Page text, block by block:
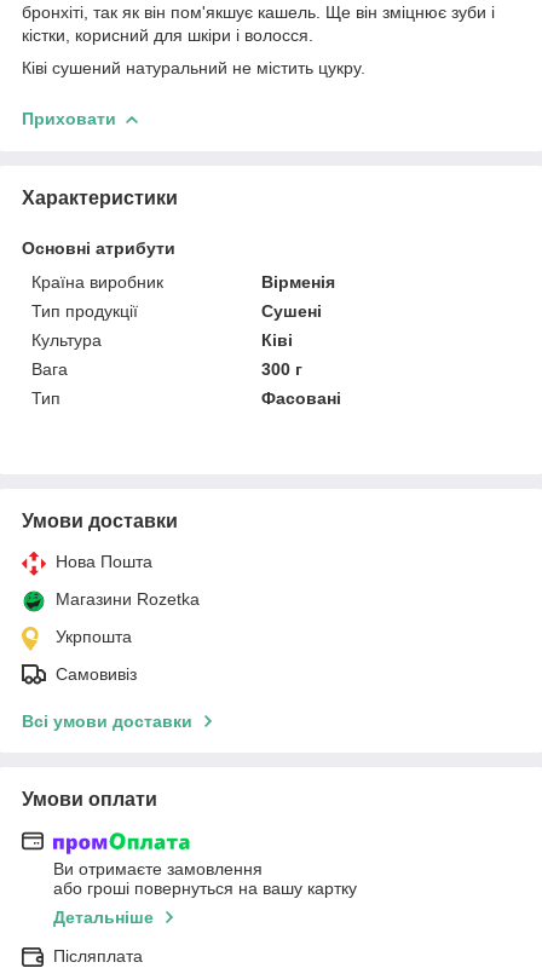
бронхіті, так як він пом'якшує кашель. Ще він зміцнює зуби і
кістки, корисний для шкіри і волосся.
Ківі сушений натуральний не містить цукру.
Приховати
Характеристики
Основні атрибути
Країна виробник
Вірменія
Тип продукції
Сушені
Культура
Ківі
Вага
300 г
Тип
Фасовані
Умови доставки
Нова Пошта
Магазини Rozetka
Укрпошта
Самовивіз
Всі умови доставки
Умови оплати
Ви отримаєте замовлення
або гроші повернуться на вашу картку
Детальніше
Післяплата